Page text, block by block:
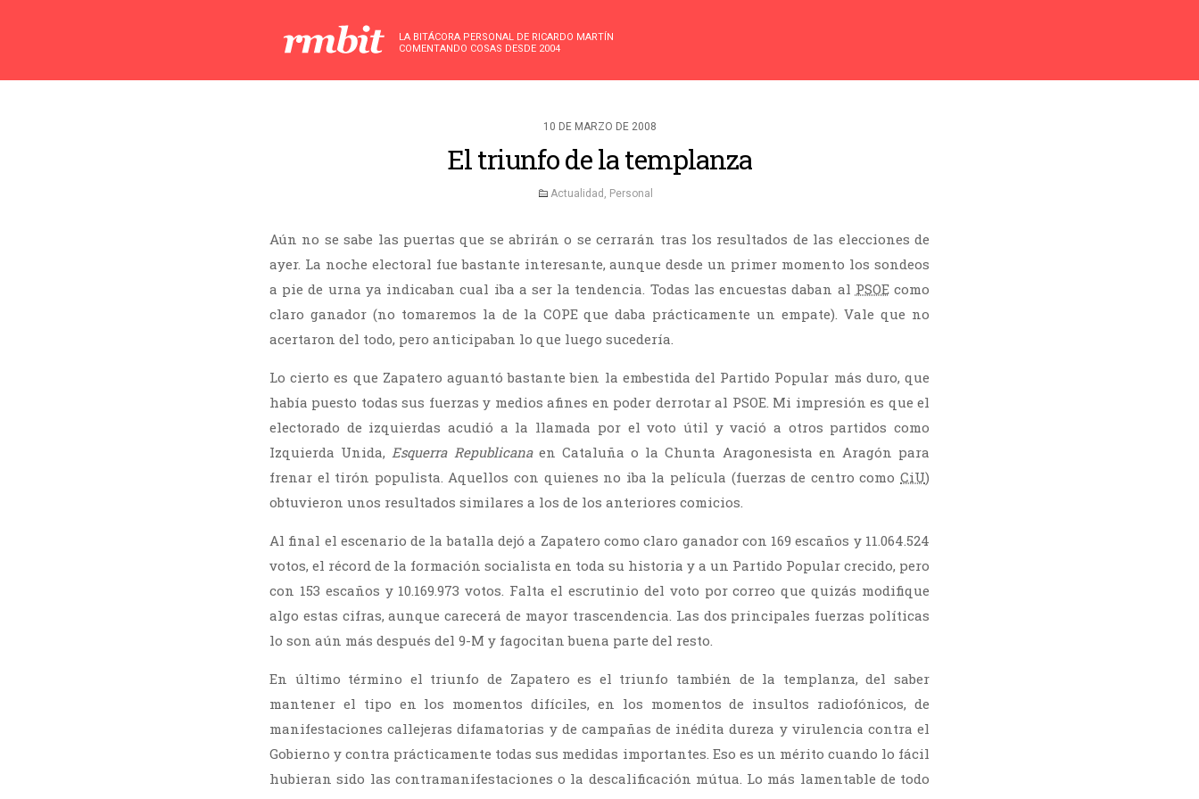
LA BITÁCORA PERSONAL DE RICARDO MARTÍN
COMENTANDO COSAS DESDE 2004
10 DE MARZO DE 2008
El triunfo de la templanza
Actualidad , Personal
Aún no se sabe las puertas que se abrirán o se cerrarán tras los resultados de las elecciones de
ayer. La noche electoral fue bastante interesante, aunque desde un primer momento los sondeos
a pie de urna ya indicaban cual iba a ser la tendencia. Todas las encuestas daban al PSOEcomo
claro ganador (no tomaremos la de la COPE que daba prácticamente un empate). Vale que no
acertaron del todo, pero anticipaban lo que luego sucedería.
Lo cierto es que Zapatero aguantó bastante bien la embestida del Partido Popular más duro, que
había puesto todas sus fuerzas y medios afines en poder derrotar al PSOE. Mi impresión es que el
electorado de izquierdas acudió a la llamada por el voto útil y vació a otros partidos como
Izquierda Unida,Esquerra Republicanaen Cataluña o la Chunta Aragonesista en Aragón para
frenar el tirón populista. Aquellos con quienes no iba la película (fuerzas de centro como CiU)
obtuvieron unos resultados similares a los de los anteriores comicios.
Al final el escenario de la batalla dejó a Zapatero como claro ganador con 169 escaños y 11.064.524
votos, el récord de la formación socialista en toda su historia y a un Partido Popular crecido, pero
con 153 escaños y 10.169.973 votos. Falta el escrutinio del voto por correo que quizás modifique
algo estas cifras, aunque carecerá de mayor trascendencia. Las dos principales fuerzas políticas
lo son aún más después del 9-M y fagocitan buena parte del resto.
En último término el triunfo de Zapatero es el triunfo también de la templanza, del saber
mantener el tipo en los momentos difíciles, en los momentos de insultos radiofónicos, de
manifestaciones callejeras difamatorias y de campañas de inédita dureza y virulencia contra el
Gobierno y contra prácticamente todas sus medidas importantes. Eso es un mérito cuando lo fácil
hubieran sido las contramanifestaciones o la descalificación mútua. Lo más lamentable de todo